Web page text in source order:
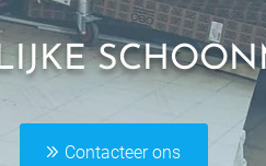
Contacteer ons